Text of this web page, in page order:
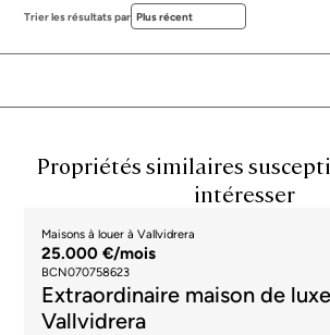
Trier les résultats par Plus récent
Propriétés similaires
intéresser
Maisons à louer à Vallvidrera
25.000 €/mois
BCN070758623
Extraordinaire maison de
Vallvidrera